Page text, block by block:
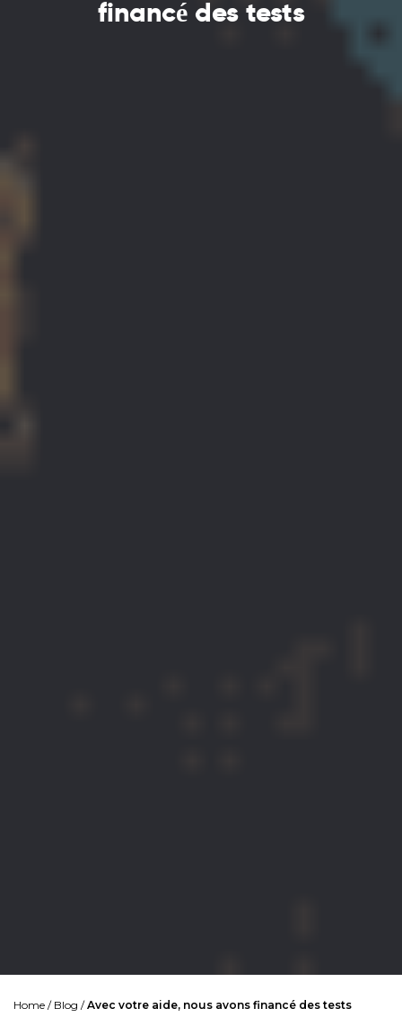
financé des tests
Home / Blog /Avec votre aide, nous avons financé des tests